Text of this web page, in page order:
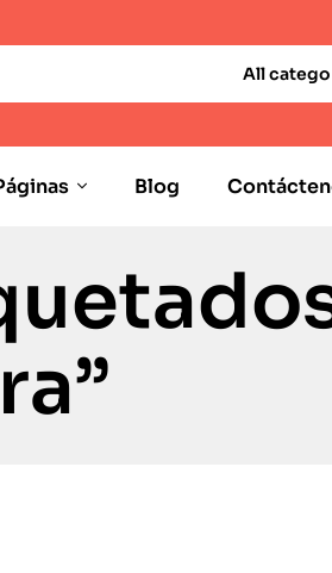
All
Blog